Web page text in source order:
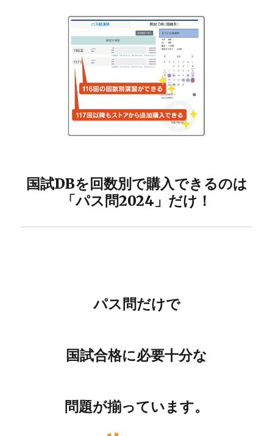
国試DBを回数別で購入できるのは
「パス問2024」だけ！
パス問だけで
国試合格に必要十分な
問題が揃っています。